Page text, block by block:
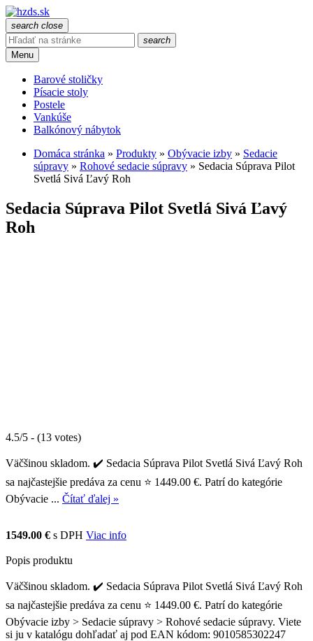
search close
search
Menu
Barové stoličky
Písacie stoly
Postele
Vankúše
Balkónový nábytok
Domáca stránka » Produkty » Obývacie izby » Sedacie
súpravy » Rohové sedacie súpravy » Sedacia Súprava Pilot
Svetlá Sivá Ľavý Roh
Sedacia Súprava Pilot Svetlá Sivá Ľavý
Roh
4.5/5 - (13 votes)
Väčšinou skladom. ✔️ Sedacia Súprava Pilot Svetlá Sivá Ľavý Roh
sa najčastejšie predáva za cenu ⭐ 1449.00 €. Patrí do kategórie
Obývacie ... Čítať ďalej »
1549.00 € s DPH Viac info
Popis produktu
Väčšinou skladom. ✔️ Sedacia Súprava Pilot Svetlá Sivá Ľavý Roh
sa najčastejšie predáva za cenu ⭐ 1449.00 €. Patrí do kategórie
Obývacie izby > Sedacie súpravy > Rohové sedacie súpravy. Viete
si ju v katalógu dohľadať aj pod EAN kódom: 9010585302247